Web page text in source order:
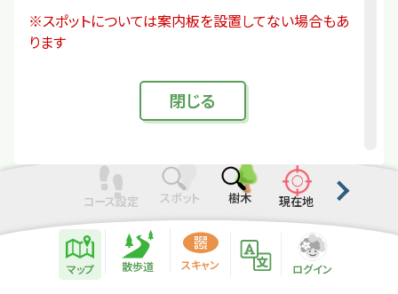
※スポットについては案内板を設置してない場合もあ
ります
閉じる
コース設定 スポット 樹木 現在地
マップ 散歩道 スキャン ログイン
散歩道紹介ページ
緑地紹介情報